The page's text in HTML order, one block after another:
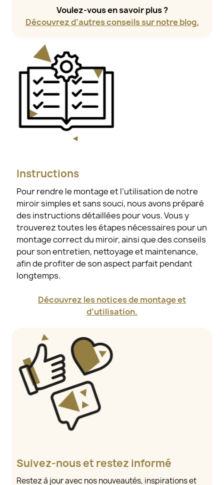
Voulez-vous en savoir plus ?
Découvrez d’autres conseils sur notre blog.
Instructions
Pour rendre le montage et l’utilisation de notre
miroir simples et sans souci, nous avons préparé
des instructions détaillées pour vous. Vous y
trouverez toutes les étapes nécessaires pour un
montage correct du miroir, ainsi que des conseils
pour son entretien, nettoyage et maintenance,
afin de profiter de son aspect parfait pendant
longtemps.
Découvrez les notices de montage et
d’utilisation.
Suivez-nous et restez informé
Restez à jour avec nos nouveautés, inspirations et